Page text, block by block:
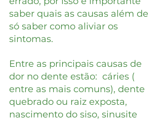
saber quais as causas além de
só saber como aliviar os
sintomas.
Entre as principais causas de
dor no dente estão:  cáries (
entre as mais comuns), dente
quebrado ou raiz exposta,
nascimento do siso, sinusite